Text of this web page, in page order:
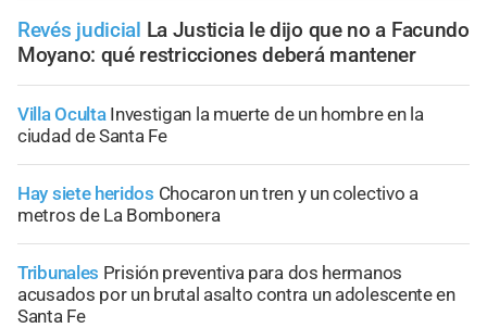
Revés judicial La Justicia le dijo que no a Facundo
Moyano: qué restricciones deberá mantener
Villa Oculta Investigan la muerte de un hombre en la
ciudad de Santa Fe
Hay siete heridos Chocaron un tren y un colectivo a
metros de La Bombonera
Tribunales Prisión preventiva para dos hermanos
acusados por un brutal asalto contra un adolescente en
Santa Fe